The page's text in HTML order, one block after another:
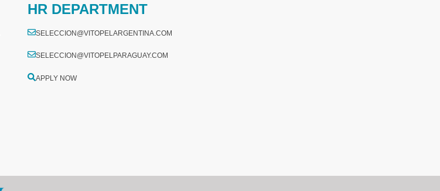
HR DEPARTMENT
SELECCION@VITOPELARGENTINA.COM
SELECCION@VITOPELPARAGUAY.COM
APPLY NOW